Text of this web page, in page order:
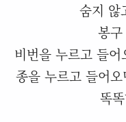
숨지 않
봉
비번을 누르고 들
종을 누르고 들어
똑